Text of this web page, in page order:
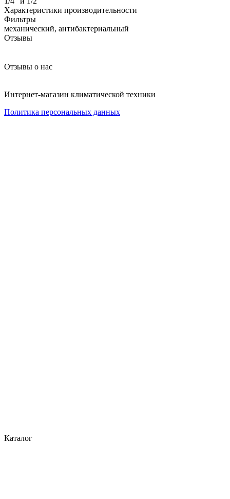
Характеристики производительности
Фильтры
механический, антибактериальный
Отзывы
Отзывы о нас
Интернет-магазин климатической техники
Политика персональных данных
Каталог